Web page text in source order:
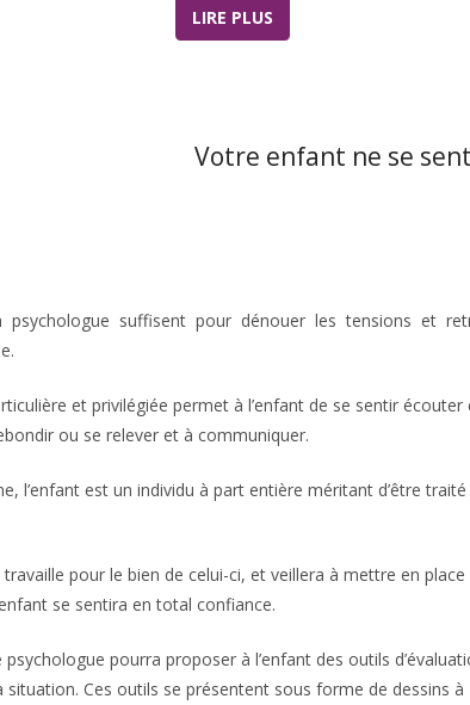
LIRE PLUS
Votre enfant ne se
psychologue suffisent pour dénouer les tensions et
et privilégiée permet à l’enfant de se sentir écouter
ou se relever et à communiquer.
l’enfant est un individu à part entière méritant d’être
pour le bien de celui-ci, et veillera à mettre en place
se sentira en total confiance.
pourra proposer à l’enfant des outils
Ces outils se présentent sous forme de dessins à